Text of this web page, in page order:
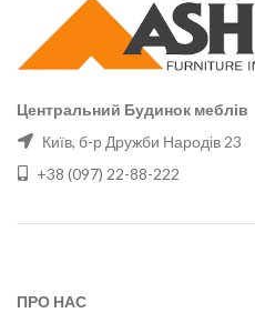
Центральний Будинок меблів
Київ, б-р Дружби Народів 23
+38 (097) 22-88-222
ПРО НАС